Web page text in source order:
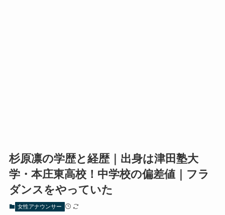
杉原凛の学歴と経歴｜出身は津田塾大
学・本庄東高校！中学校の偏差値｜フラ
ダンスをやっていた
女性アナウンサー